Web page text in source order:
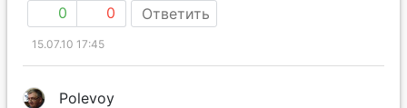
0 0 Ответить
15.07.10 17:45
Polevoy